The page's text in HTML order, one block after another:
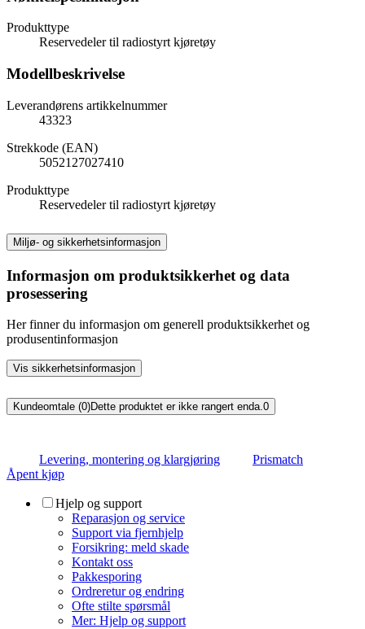
Produkttype
Reservedeler til radiostyrt kjøretøy
Modellbeskrivelse
Leverandørens artikkelnummer
43323
Strekkode (EAN)
5052127027410
Produkttype
Reservedeler til radiostyrt kjøretøy
Miljø- og sikkerhetsinformasjon
Informasjon om produktsikkerhet og data
prosessering
Her finner du informasjon om generell produktsikkerhet og
produsentinformasjon
Vis sikkerhetsinformasjon
Kundeomtale (0)Dette produktet er ikke rangert enda.0
Levering, montering og klargjøring
Prismatch
Åpent kjøp
Hjelp og support
Reparasjon og service
Support via fjernhjelp
Forsikring: meld skade
Kontakt oss
Pakkesporing
Ordreretur og endring
Ofte stilte spørsmål
Mer: Hjelp og support